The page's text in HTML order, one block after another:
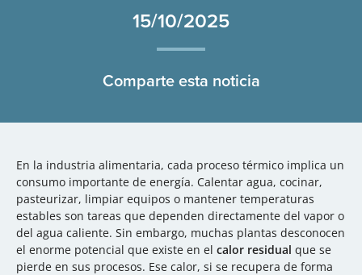
15/10/2025
Comparte esta noticia
En la industria alimentaria, cada proceso térmico implica un
consumo importante de energía. Calentar agua, cocinar,
pasteurizar, limpiar equipos o mantener temperaturas
estables son tareas que dependen directamente del vapor o
del agua caliente. Sin embargo, muchas plantas desconocen
el enorme potencial que existe en el calor residual que se
pierde en sus procesos. Ese calor, si se recupera de forma